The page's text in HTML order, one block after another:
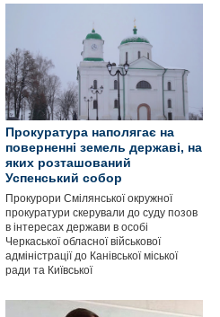
Прокуратура наполягає на
поверненні земель державі, на
яких розташований
Успенський собор
Прокурори Смілянської окружної
прокуратури скерували до суду позов
в інтересах держави в особі
Черкаської обласної військової
адміністрації до Канівської міської
ради та Київської